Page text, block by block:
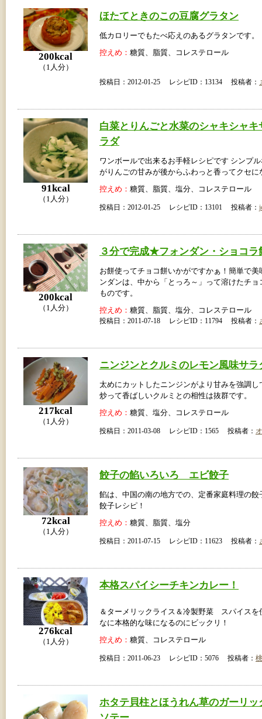
200kcal
（1人分）
ほたてときのこの豆腐グラタン
低カロリーでもたべ応えのあるグラタンです。
控えめ： 糖質、脂質、コレステロール
投稿日：2012-01-25 レシピID：13134 投稿者：
91kcal
（1人分）
白菜とりんごと水菜のシャキシャキ
ラダ
ワンボールで出来るお手軽レシピです シンプ
がりんごの甘みが後からふわっと香ってクセに
控えめ： 糖質、脂質、塩分、コレステロール
投稿日：2012-01-25 レシピID：13101 投稿者：
200kcal
（1人分）
３分で完成★フォンダン・ショコラ
お餅使ってチョコ餅いかがですかぁ！簡単で美
ンダンは、中から「とっろ～」って溶けたチョ
ものです。
控えめ： 糖質、脂質、塩分、コレステロール
投稿日：2011-07-18 レシピID：11794 投稿者：
217kcal
（1人分）
ニンジンとクルミのレモン風味サラ
太めにカットしたニンジンがより甘みを強調し
炒って香ばしいクルミとの相性は抜群です。
控えめ： 糖質、塩分、コレステロール
投稿日：2011-03-08 レシピID：1565 投稿者：
72kcal
（1人分）
餃子の餡いろいろ エビ餃子
餡は、中国の南の地方での、定番家庭料理の餃
餃子レシピ！
控えめ： 糖質、脂質、塩分
投稿日：2011-07-15 レシピID：11623 投稿者：
276kcal
（1人分）
本格スパイシーチキンカレー！
＆ターメリックライス＆冷製野菜 スパイスを
なに本格的な味になるのにビックリ！
控えめ： 糖質、コレステロール
投稿日：2011-06-23 レシピID：5076 投稿者：
ホタテ貝柱とほうれん草のガーリッ